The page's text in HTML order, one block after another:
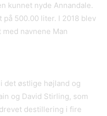
kunnet nyde Annandale.
500.00 liter. I 2018 blev
navnene Man
det østlige højland og
og David Stirling, som
destillering i fire